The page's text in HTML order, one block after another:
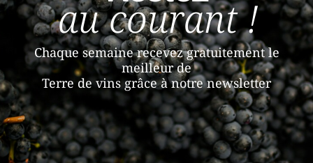
au courant !
Chaque semaine recevez gratuitement le
meilleur de
Terre de vins grâce à notre newsletter